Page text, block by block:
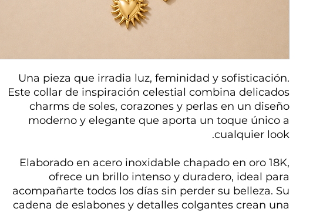
Una pieza que irradia luz, feminidad y sofisticación.
Este collar de inspiración celestial combina delicados
charms de soles, corazones y perlas en un diseño
moderno y elegante que aporta un toque único a
cualquier look.
Elaborado en acero inoxidable chapado en oro 18K,
ofrece un brillo intenso y duradero, ideal para
acompañarte todos los días sin perder su belleza. Su
cadena de eslabones y detalles colgantes crean una